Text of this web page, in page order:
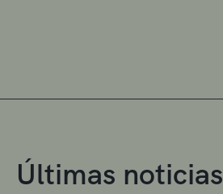
Últimas noticias